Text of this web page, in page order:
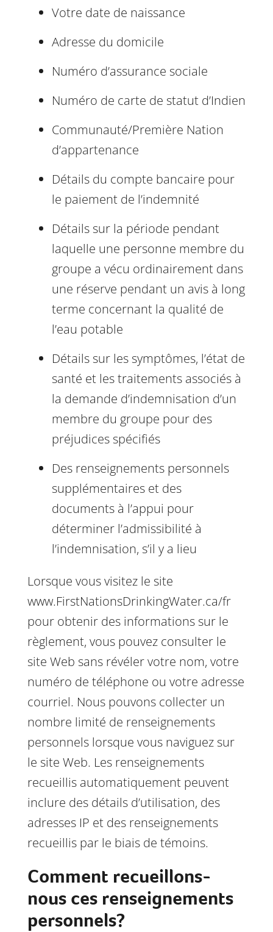
Votre date de naissance
Adresse du domicile
Numéro d’assurance sociale
Numéro de carte de statut d’Indien
Communauté/Première Nation
d’appartenance
Détails du compte bancaire pour
le paiement de l’indemnité
Détails sur la période pendant
laquelle une personne membre du
groupe a vécu ordinairement dans
une réserve pendant un avis à long
terme concernant la qualité de
l’eau potable
Détails sur les symptômes, l’état de
santé et les traitements associés à
la demande d’indemnisation d’un
membre du groupe pour des
préjudices spécifiés
Des renseignements personnels
supplémentaires et des
documents à l’appui pour
déterminer l’admissibilité à
l’indemnisation, s’il y a lieu
Lorsque vous visitez le site
www.FirstNationsDrinkingWater.ca/fr
pour obtenir des informations sur le
règlement, vous pouvez consulter le
site Web sans révéler votre nom, votre
numéro de téléphone ou votre adresse
courriel. Nous pouvons collecter un
nombre limité de renseignements
personnels lorsque vous naviguez sur
le site Web. Les renseignements
recueillis automatiquement peuvent
inclure des détails d’utilisation, des
adresses IP et des renseignements
recueillis par le biais de témoins.
Comment recueillons-
nous ces renseignements
personnels?